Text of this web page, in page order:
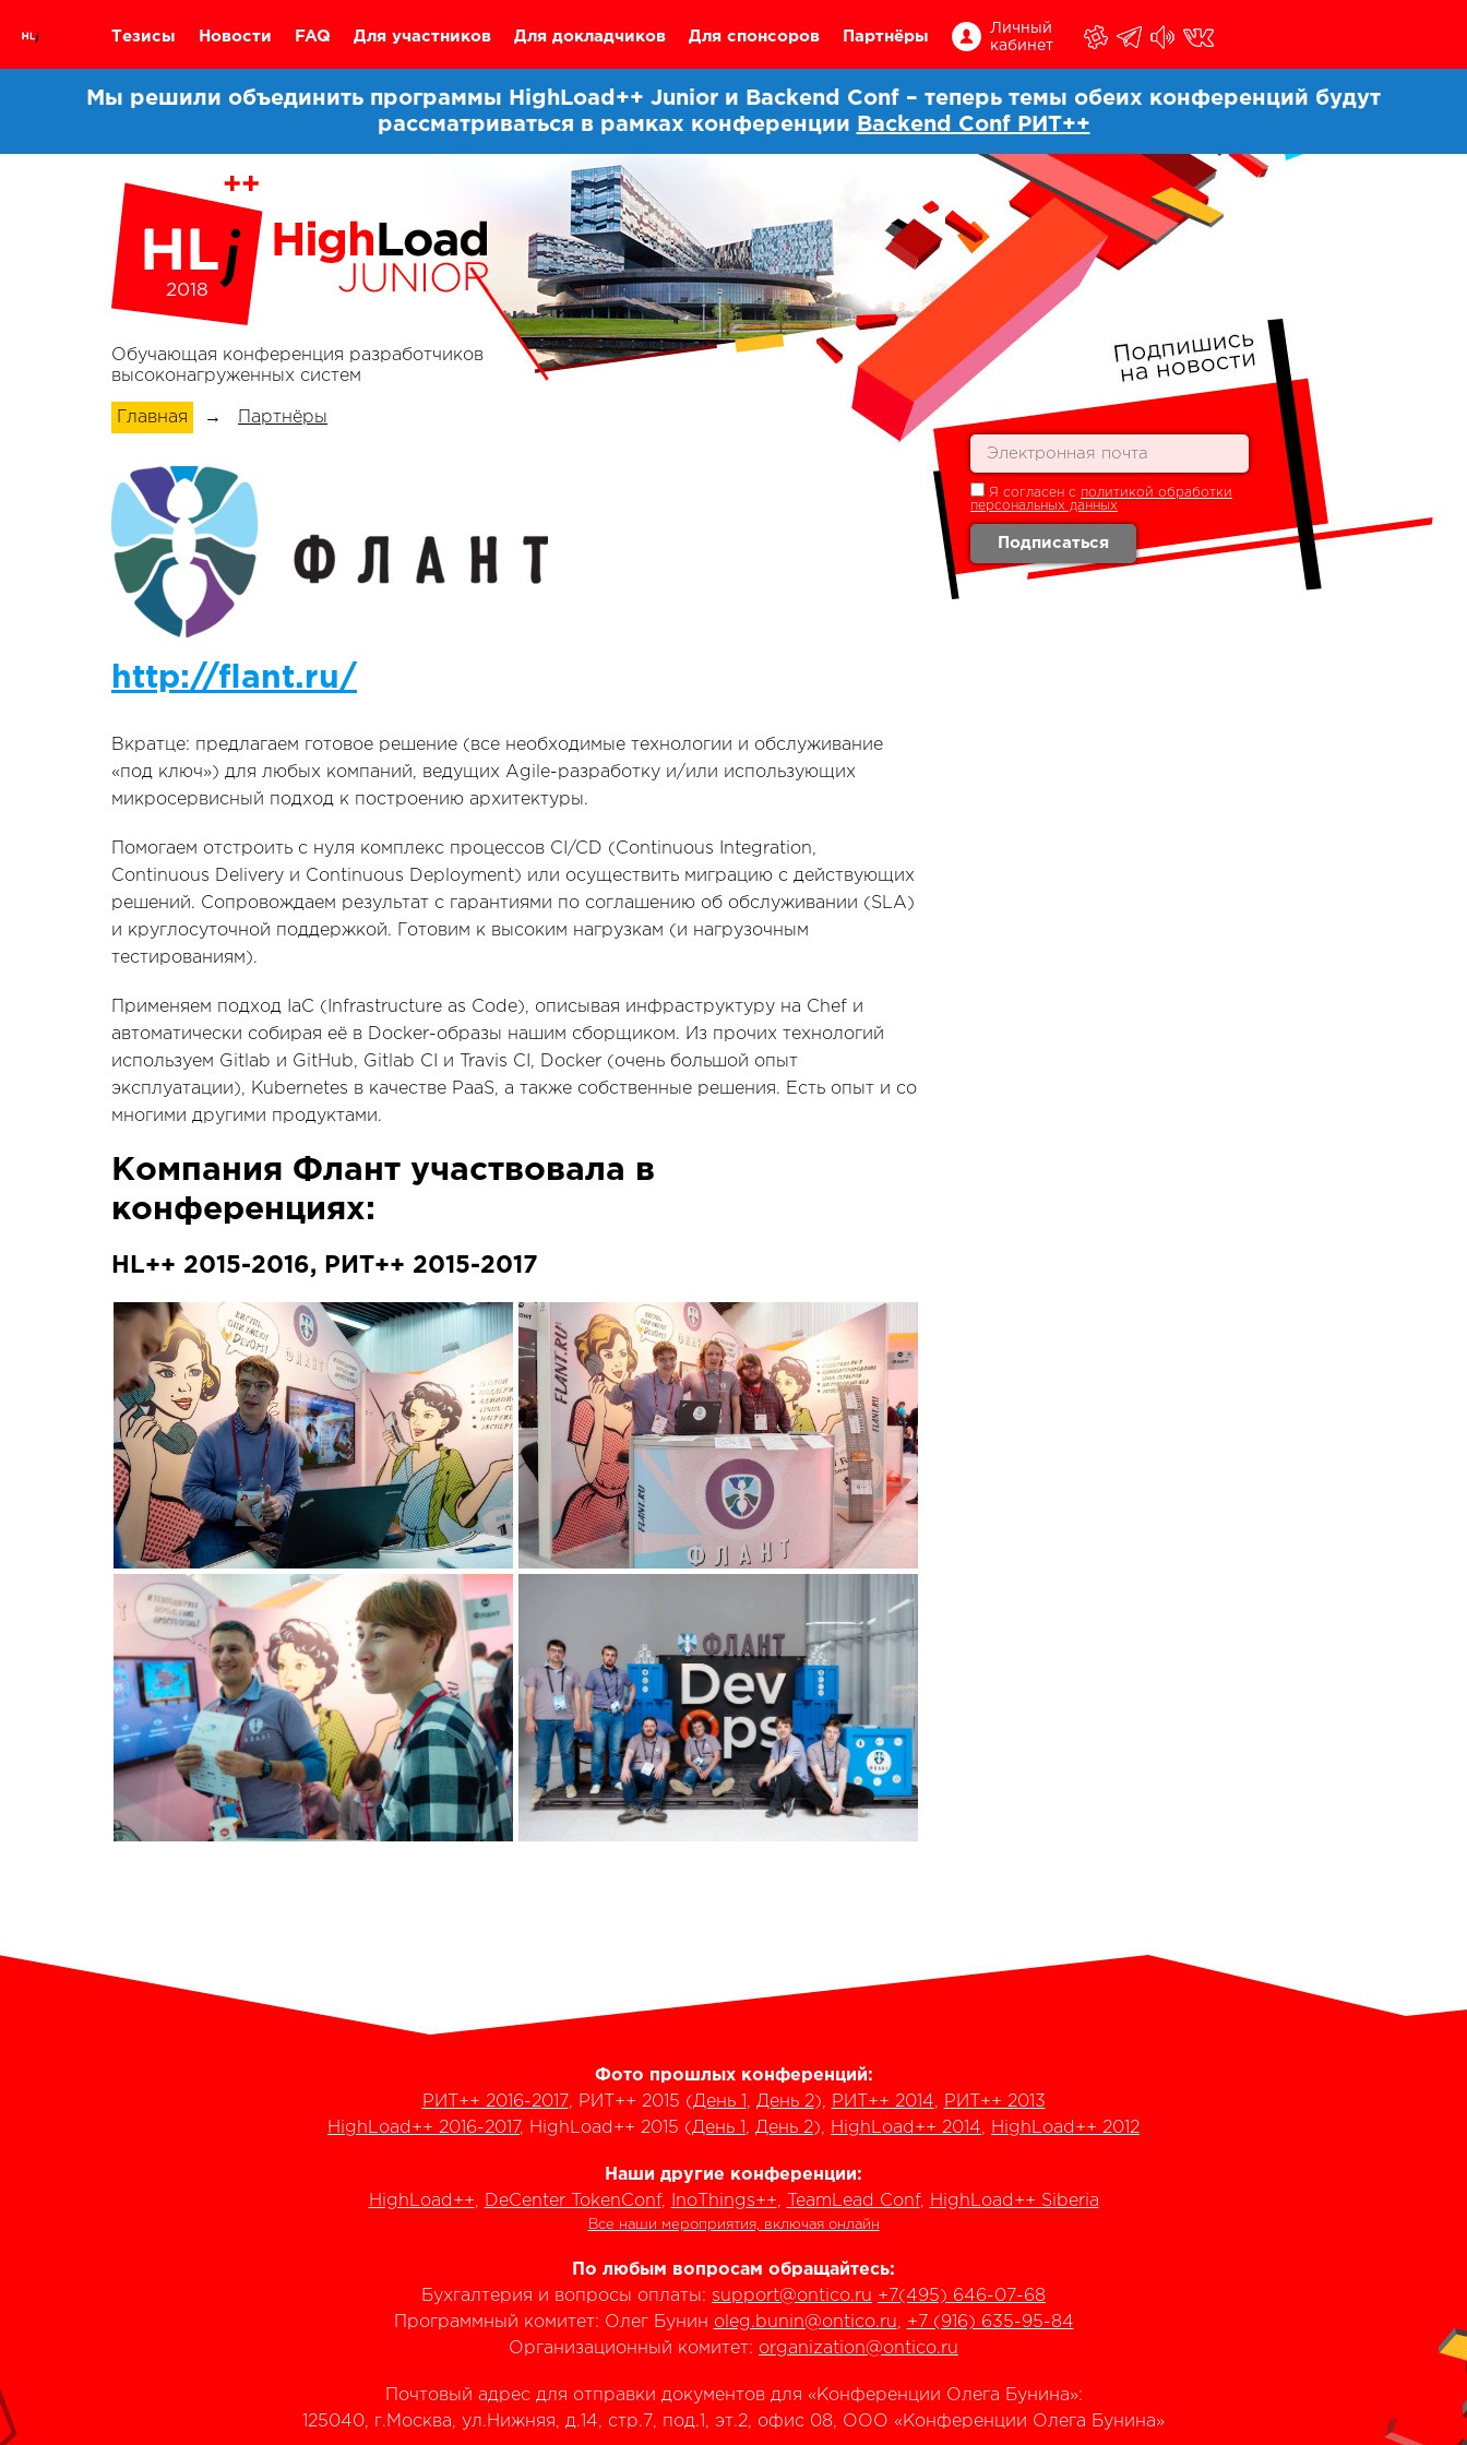
Тезисы Новости FAQ Для участников Для докладчиков Для спонсоров Партнёры
Личный
кабинет
Мы решили объединить программы HighLoad++ Junior и Backend Conf – теперь темы обеих конференций будут
рассматриваться в рамках конференции
Backend Conf РИТ++
2018
Обучающая конференция разработчиков
высоконагруженных систем
Я согласен с политикой обработки
персональных данных
Главная → Партнёры
http://flant.ru/
Вкратце: предлагаем готовое решение (все необходимые технологии и обслуживание
«под ключ») для любых компаний, ведущих Agile-разработку и/или использующих
микросервисный подход к построению архитектуры.
Помогаем отстроить с нуля комплекс процессов CI/CD (Continuous Integration,
Continuous Delivery и Continuous Deployment) или осуществить миграцию с действующих
решений. Сопровождаем результат с гарантиями по соглашению об обслуживании (SLA)
и круглосуточной поддержкой. Готовим к высоким нагрузкам (и нагрузочным
тестированиям).
Применяем подход IaC (Infrastructure as Code), описывая инфраструктуру на Chef и
автоматически собирая её в Docker-образы нашим сборщиком. Из прочих технологий
используем Gitlab и GitHub, Gitlab CI и Travis CI, Docker (очень большой опыт
эксплуатации), Kubernetes в качестве PaaS, а также собственные решения. Есть опыт и со
многими другими продуктами.
Компания Флант участвовала в
конференциях:
HL++ 2015-2016, РИТ++ 2015-2017
Фото прошлых конференций:
РИТ++ 2016-2017 , РИТ++ 2015 ( День 1 День 2), РИТ++ 2014
РИТ++ 2013
HighLoad++ 2016-2017, HighLoad++ 2015 ( День 1 День 2), HighLoad++ 2014 HighLoad++ 2012
Наши другие конференции:
HighLoad++
DeCenter TokenConf, InoThings++ TeamLead Conf, HighLoad++ Siberia
Все наши мероприятия, включая онлайн
По любым вопросам обращайтесь:
Бухгалтерия и вопросы оплаты: support@ontico.ru +7(495) 646-07-68
Программный комитет: Олег Бунин oleg.bunin@ontico.ru
+7 (916) 635-95-84
Организационный комитет: organization@ontico.ru
Почтовый адрес для отправки документов для «Конференции Олега Бунина»:
125040, г.Москва, ул.Нижняя, д.14, стр.7, под.1, эт.2, офис 08, ООО «Конференции Олега Бунина»